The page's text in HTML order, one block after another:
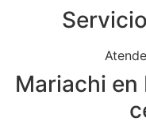
Mariachi